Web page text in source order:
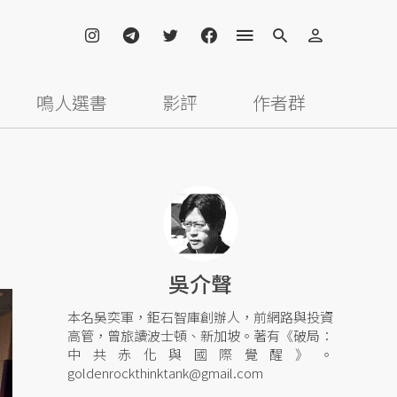
鳴人選書 影評 作者群
吳介聲
本名吳奕軍，鉅石智庫創辦人，前網路與投資
高管，曾旅讀波士頓、新加坡。著有《破局：
中共赤化與國際覺醒》。
goldenrockthinktank@gmail.com